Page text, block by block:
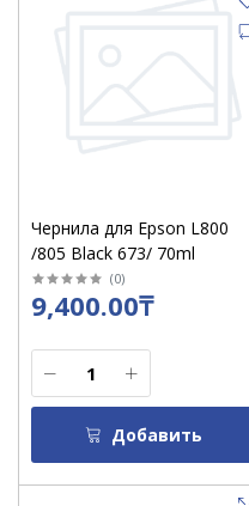
Чернила для Epson L800
/805 Black 673/ 70ml
(0)
9,400.00₸
Добавить